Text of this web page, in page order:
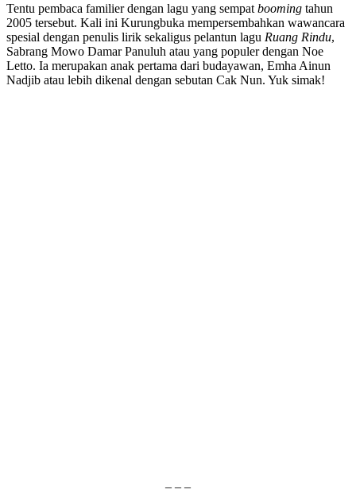
Tentu pembaca familier dengan lagu yang sempat booming tahun
2005 tersebut. Kali ini Kurungbuka mempersembahkan wawancara
spesial dengan penulis lirik sekaligus pelantun lagu Ruang Rindu,
Sabrang Mowo Damar Panuluh atau yang populer dengan Noe
Letto. Ia merupakan anak pertama dari budayawan, Emha Ainun
Nadjib atau lebih dikenal dengan sebutan Cak Nun. Yuk simak!